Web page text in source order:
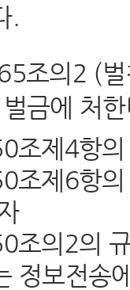
.
조의2 (
금에 처
조제4항
조제6항
조의2의
정보전송